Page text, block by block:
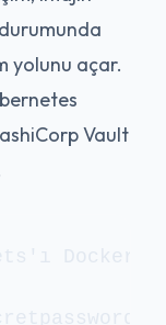
yolunu açar.
Vault